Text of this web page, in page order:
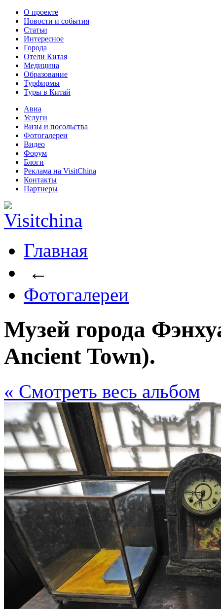
О проекте
Новости и события
Статьи
Интересное
Города
Отели Китая
Медицина
Образование
Турфирмы
Туры в Китай
Авиа
Услуги
Визы и посольства
Фотогалереи
Видео
Форум
Блоги
Реклама на VisitChina
Контакты
Партнеры
Главная
←
Фотогалереи
Музей города
Ancient Town).
« Cмотреть весь альбом